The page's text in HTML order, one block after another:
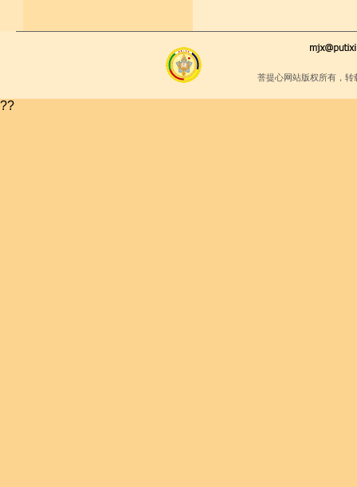
菩提心网站版权所有，
??